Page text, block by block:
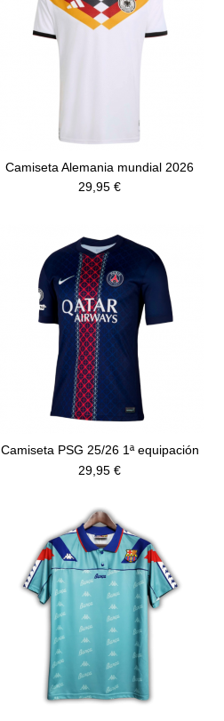
Camiseta Alemania mundial 2026
29,95 €
Camiseta PSG 25/26 1ª equipación
29,95 €